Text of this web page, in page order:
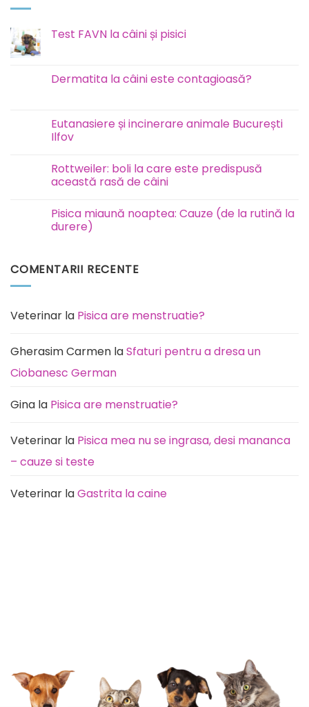
Test FAVN la câini și pisici
Test
FAVN
pisici
Dermatita la câini este contagioasă?
Dermatita
la
câini
Eutanasiere și incinerare animale București
Ilfov
la
Eutanasiere
și
București
Ilfov
Rottweiler: boli la care este predispusă
această rasă de câini
la
Rottweiler:
boli
predispusă
această
Pisica miaună noaptea: Cauze (de la rutină la
durere)
Pisica
miaună
la
rutină
COMENTARII RECENTE
Veterinar la Pisica are menstruatie?
Gherasim Carmen laSfaturi pentru a dresa un
Ciobanesc German
Gina la Pisica are menstruatie?
Veterinar la Pisica mea nu se ingrasa, desi mananca
– cauze si teste
Veterinar laGastrita la caine